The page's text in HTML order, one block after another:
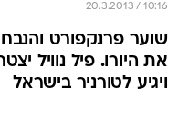
20.3.2013 / 10:16
שוער פרנקפורט
את היורו. פיל נוויל
ויגיע לטורניר בישראל